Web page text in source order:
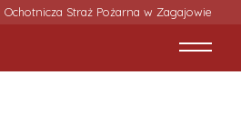
Ochotnicza Straż Pożarna w Zagajowie